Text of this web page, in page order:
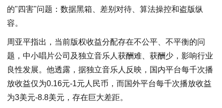
的"四害"问题：数据黑箱、差别对待、算法操控和盗版纵
容。
周亚平指出，当前版权收益分配存在不公平、不平衡的问
题，中小唱片公司及独立音乐人获酬难、获酬少，影响行业
良性发展。他透露，据独立音乐人反映，国内平台每千次播
放收益仅为0.16元-1元人民币，而国外平台每千次播放收益
为3美元-8.8美元，存在巨大差距。